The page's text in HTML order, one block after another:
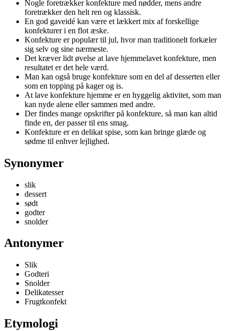
Nogle foretrækker konfekture med nødder, mens andre
foretrækker den helt ren og klassisk.
En god gaveidé kan være et lækkert mix af forskellige
konfekturer i en flot æske.
Konfekture er populær til jul, hvor man traditionelt forkæler
sig selv og sine nærmeste.
Det kræver lidt øvelse at lave hjemmelavet konfekture, men
resultatet er det hele værd.
Man kan også bruge konfekture som en del af desserten eller
som en topping på kager og is.
At lave konfekture hjemme er en hyggelig aktivitet, som man
kan nyde alene eller sammen med andre.
Der findes mange opskrifter på konfekture, så man kan altid
finde en, der passer til ens smag.
Konfekture er en delikat spise, som kan bringe glæde og
sødme til enhver lejlighed.
Synonymer
slik
dessert
sødt
godter
snolder
Antonymer
Slik
Godteri
Snolder
Delikatesser
Frugtkonfekt
Etymologi